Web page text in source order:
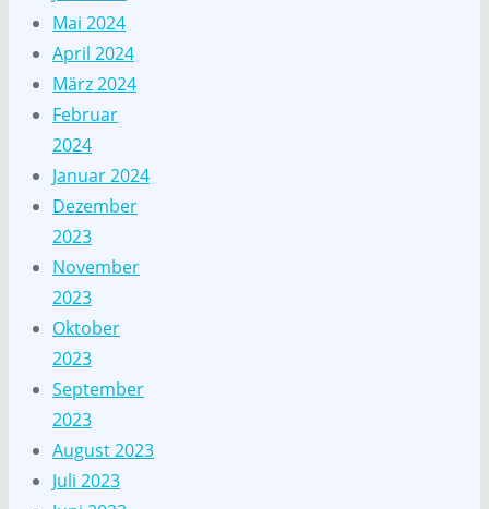
Mai 2024
April 2024
März 2024
Februar
2024
Januar 2024
Dezember
2023
November
2023
Oktober
2023
September
2023
August 2023
Juli 2023